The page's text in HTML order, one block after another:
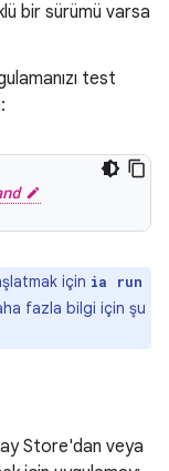
bir sürümü varsa
test
için ia run
fazla bilgi için şu
Store'dan veya